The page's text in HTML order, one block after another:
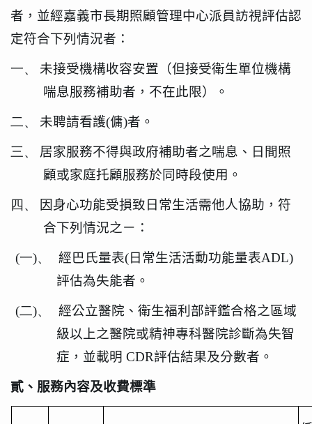
者，並經嘉義市長期照顧管理中心派員訪視評估認
定符合下列情況者：
一、
未接受機構收容安置（但接受衛生單位機構
喘息服務補助者，不在此限）。
二、 未聘請看護(傭)者。
三、
居家服務不得與政府補助者之喘息、日間照
顧或家庭托顧服務於同時段使用。
四、
因身心功能受損致日常生活需他人協助，符
合下列情況之ㄧ：
(一)、 經巴氏量表(日常生活活動功能量表ADL)
評估為失能者。
(二)、
經公立醫院、衛生福利部評鑑合格之區域
級以上之醫院或精神專科醫院診斷為失智
症，並載明 CDR評估結果及分數者。
貳、服務內容及收費標準